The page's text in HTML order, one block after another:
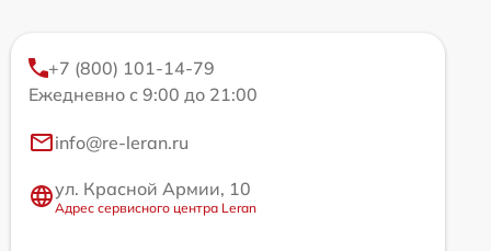
+7 (800) 101-14-79
Ежедневно с 9:00 до 21:00
info@re-leran.ru
ул. Красной Армии, 10
Адрес сервисного центра Leran